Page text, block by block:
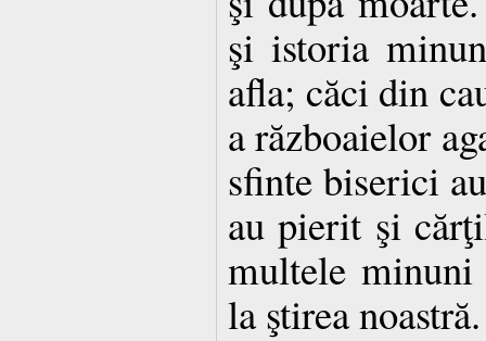
şi istoria
afla; căci din
a războaielor
sfinte biserici
au pierit şi
multele
la ştirea noastră.